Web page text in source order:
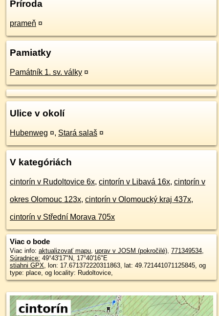
Príroda
prameň ¤
Pamiatky
Památník 1. sv. války ¤
Ulice v okolí
Hubenweg ¤, Stará salaš ¤
V kategóriách
cintorín v Rudoltovice 6x, cintorín v Libavá 16x, cintorín v
okres Olomouc 123x, cintorín v Olomoucký kraj 437x,
cintorín v Střední Morava 705x
Viac o bode
Viac info: aktualizovať mapu, uprav v JOSM (pokročilé), 771349534,
Súradnice: 49°43'17"N, 17°40'16"E
stiahni GPX, lon: 17.671372220311863, lat: 49.721441071125845, og
type: place, og locality: Rudoltovice,